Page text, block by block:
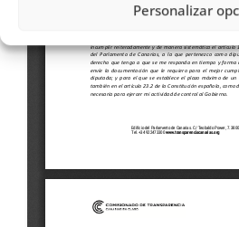
Personalizar